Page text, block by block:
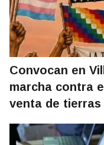
Convocan en
marcha contra
venta de